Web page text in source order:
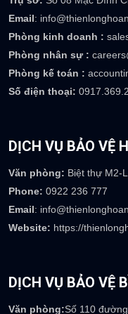
TRỤ SỞ CÔNG TY
Phòng kinh doanh :
Phòng nhân sự :
Phòng kế toán :
Số điện thoại:
Văn phòng: Biệt thự M2-
Phone:
0922 236 777
Email: